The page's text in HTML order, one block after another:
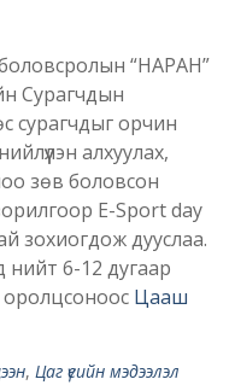
“НАРАН”
Сурагчдын
сурагчдыг орчин
алхуулах,
зөв боловсон
зорилгоор E-Sport day
зохиогдож дууслаа.
нийт 6-12 дугаар
Цааш
, Цаг үеийн мэдээлэл